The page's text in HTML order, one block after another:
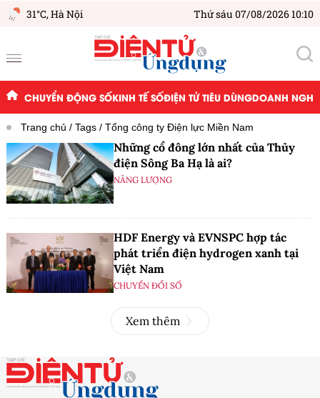
31°C,Hà Nội Thứ sáu 07/08/2026 10:10
CHUYỂN ĐỘNG SỐKINH TẾ SỐĐIỆN TỬ TIÊU DÙNGDOANH
Trang chủ Tags Tổng công ty Điện lực Miền Nam
Những cổ đông lớn nhất của Thủy
điện Sông Ba Hạ là ai?
NĂNG LƯỢNG
HDF Energy và EVNSPC hợp tác
phát triển điện hydrogen xanh tại
Việt Nam
CHUYỂN ĐỔI SỐ
Xem thêm